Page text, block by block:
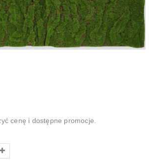
cenę i dostępne promocje.